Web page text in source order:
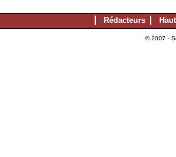
Rédacteurs
© 2007 -